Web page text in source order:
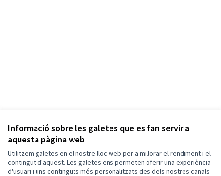
Informació sobre les galetes que es fan servir a
aquesta pàgina web
Utilitzem galetes en el nostre lloc web per a millorar el rendiment i el
contingut d'aquest. Les galetes ens permeten oferir una experiència
d'usuari i uns continguts més personalitzats des dels nostres canals